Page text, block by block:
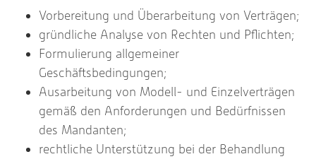
Vorbereitung und Überarbeitung von Verträgen;
gründliche Analyse von Rechten und Pflichten;
Formulierung allgemeiner
Geschäftsbedingungen;
Ausarbeitung von Modell- und Einzelverträgen
gemäß den Anforderungen und Bedürfnissen
des Mandanten;
rechtliche Unterstützung bei der Behandlung